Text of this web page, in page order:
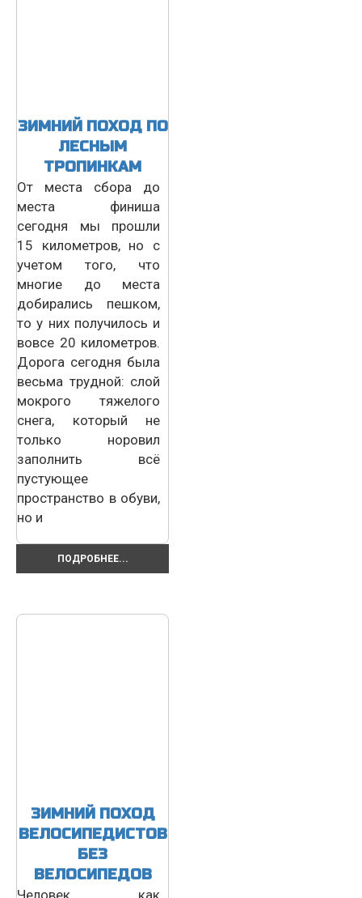
ЗИМНИЙ ПОХОД ПО
ЛЕСНЫМ
ТРОПИНКАМ
От места сбора до
места финиша
сегодня мы прошли
15 километров, но с
учетом того, что
многие до места
добирались пешком,
то у них получилось и
вовсе 20 километров.
Дорога сегодня была
весьма трудной: слой
мокрого тяжелого
снега, который не
только норовил
заполнить всё
пустующее
пространство в обуви,
но и
ПОДРОБНЕЕ...
ЗИМНИЙ ПОХОД
ВЕЛОСИПЕДИСТОВ
БЕЗ
ВЕЛОСИПЕДОВ
Человек как